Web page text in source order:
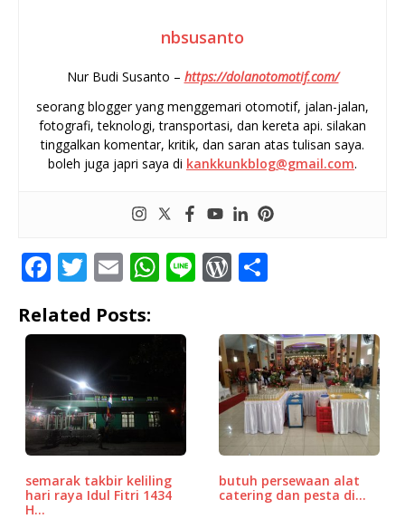
nbsusanto
Nur Budi Susanto – https://dolanotomotif.com/
seorang blogger yang menggemari otomotif, jalan-jalan,
fotografi, teknologi, transportasi, dan kereta api. silakan
tinggalkan komentar, kritik, dan saran atas tulisan saya.
boleh juga japri saya di kankkunkblog@gmail.com.
F
c
e
b
o
o
k
T
it
te
r
E
ai
W
at
p
Li W
r
d
P
r
e
ss
ar
e
Related Posts:
semarak takbir keliling
hari raya Idul Fitri 1434
H…
butuh persewaan alat
catering dan pesta di…